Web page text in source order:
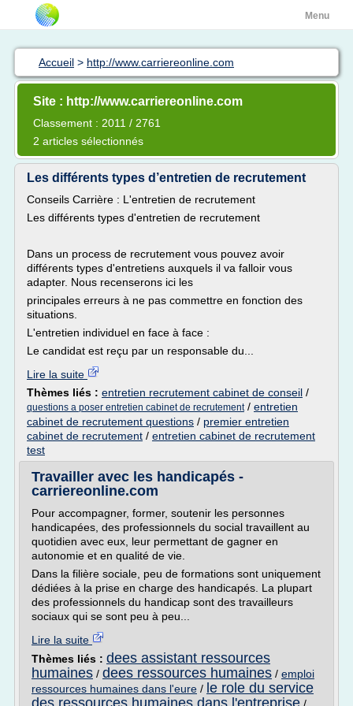
Menu
Accueil > http://www.carriereonline.com
Site : http://www.carriereonline.com
Classement : 2011 / 2761
2 articles sélectionnés
Les différents types d’entretien de recrutement
Conseils Carrière : L'entretien de recrutement
Les différents types d'entretien de recrutement
Dans un process de recrutement vous pouvez avoir
différents types d'entretiens auxquels il va falloir vous
adapter. Nous recenserons ici les
principales erreurs à ne pas commettre en fonction des
situations.
L'entretien individuel en face à face :
Le candidat est reçu par un responsable du...
Lire la suite
Thèmes liés : entretien recrutement cabinet de conseil /
questions a poser entretien cabinet de recrutement/ entretien
cabinet de recrutement questions / premier entretien
cabinet de recrutement / entretien cabinet de recrutement
test
Travailler avec les handicapés -
carriereonline.com
Pour accompagner, former, soutenir les personnes
handicapées, des professionnels du social travaillent au
quotidien avec eux, leur permettant de gagner en
autonomie et en qualité de vie.
Dans la filière sociale, peu de formations sont uniquement
dédiées à la prise en charge des handicapés. La plupart
des professionnels du handicap sont des travailleurs
sociaux qui se sont peu à peu...
Lire la suite
Thèmes liés : dees assistant ressources
humaines / dees ressources humaines / emploi
ressources humaines dans l'eure / le role du service
des ressources humaines dans l'entreprise